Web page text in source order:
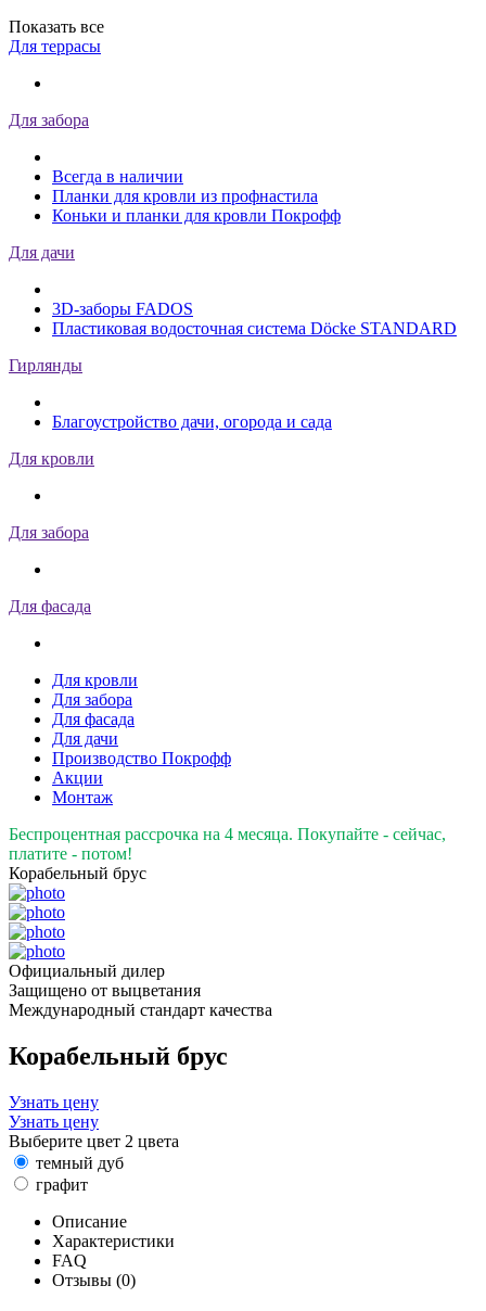
Показать все
Для террасы
Для забора
Всегда в наличии
Планки для кровли из профнастила
Коньки и планки для кровли Покрофф
Для дачи
3D-заборы FADOS
Пластиковая водосточная система Döcke STANDARD
Гирлянды
Благоустройство дачи, огорода и сада
Для кровли
Для забора
Для фасада
Для кровли
Для забора
Для фасада
Для дачи
Производство Покрофф
Акции
Монтаж
Беспроцентная рассрочка на 4 месяца. Покупайте - сейчас,
платите - потом!
Корабельный брус
Официальный дилер
Защищено от выцветания
Международный стандарт качества
Корабельный брус
Узнать цену
Узнать цену
Выберите цвет 2 цвета
темный дуб
графит
Описание
Характеристики
FAQ
Отзывы (0)